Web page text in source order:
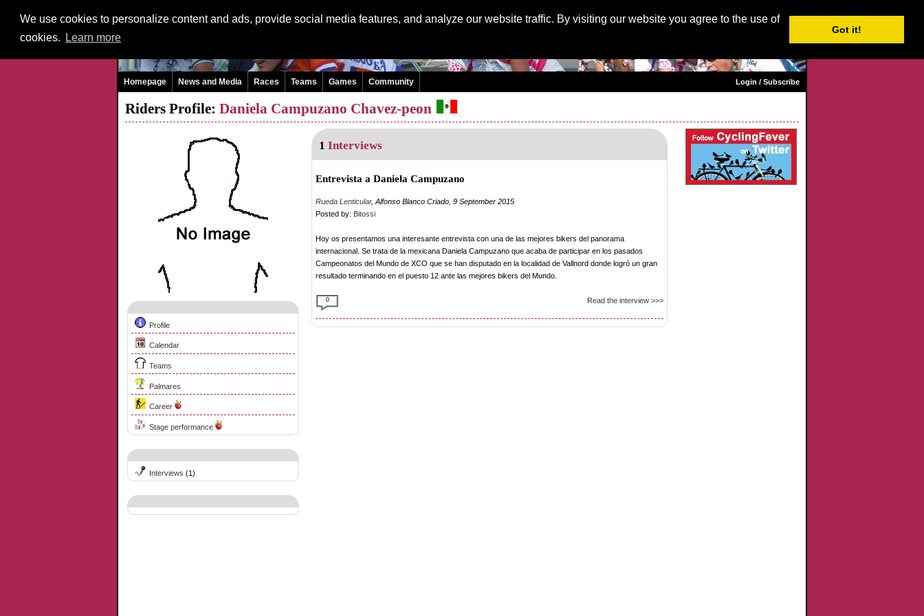
We use cookies to personalize content and ads, provide social media features, and analyze our website traffic. By visiting our website you agree to the use of
cookies.
Learn more
Got it!
Homepage News and Media Races Teams Games Community Login / Subscribe
Riders Profile: Daniela Campuzano Chavez-peon
Profile
Calendar
Teams
Palmares
Career
Stage performance
Interviews (1)
1 Interviews
Entrevista a Daniela Campuzano
Rueda Lenticular, Alfonso Blanco Criado, 9 September 2015
Posted by: Bitossi
Hoy os presentamos una interesante entrevista con una de las mejores bikers del panorama
internacional. Se trata de la mexicana Daniela Campuzano que acaba de participar en los pasados
Campeonatos del Mundo de XCO que se han disputado en la localidad de Vallnord donde logró un gran
resultado terminando en el puesto 12 ante las mejores bikers del Mundo.
0 Read the interview >>>